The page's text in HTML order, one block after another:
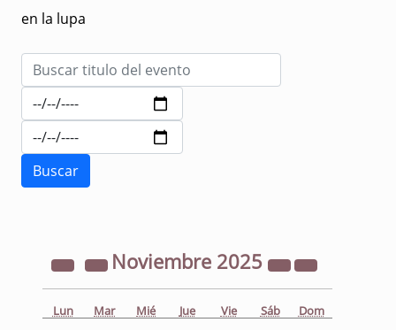
en la lupa
Noviembre 2025
Lun Mar Mié Jue Vie Sáb Dom